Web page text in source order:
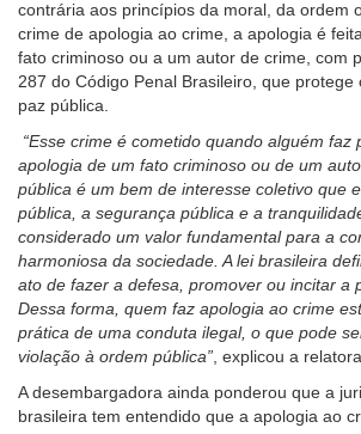
contrária aos princípios da moral, da ordem
crime de apologia ao crime, a apologia é
fato criminoso ou a um autor de crime, com
287 do Código Penal Brasileiro, que protege
paz pública.
“Esse crime é cometido quando alguém faz
apologia de um fato criminoso ou de um
pública é um bem de interesse coletivo que
pública, a segurança pública e a
considerado um valor fundamental para a
harmoniosa da sociedade. A lei brasileira
ato de fazer a defesa, promover ou incitar a
Dessa forma, quem faz apologia ao crime
prática de uma conduta ilegal, o que pode
violação à ordem pública” , explicou a relatora.
A desembargadora ainda ponderou que a
brasileira tem entendido que a apologia ao